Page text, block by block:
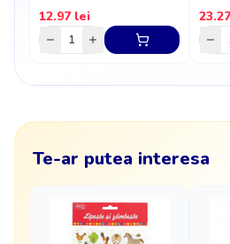
12.97lei 23.27
Te-ar putea interesa